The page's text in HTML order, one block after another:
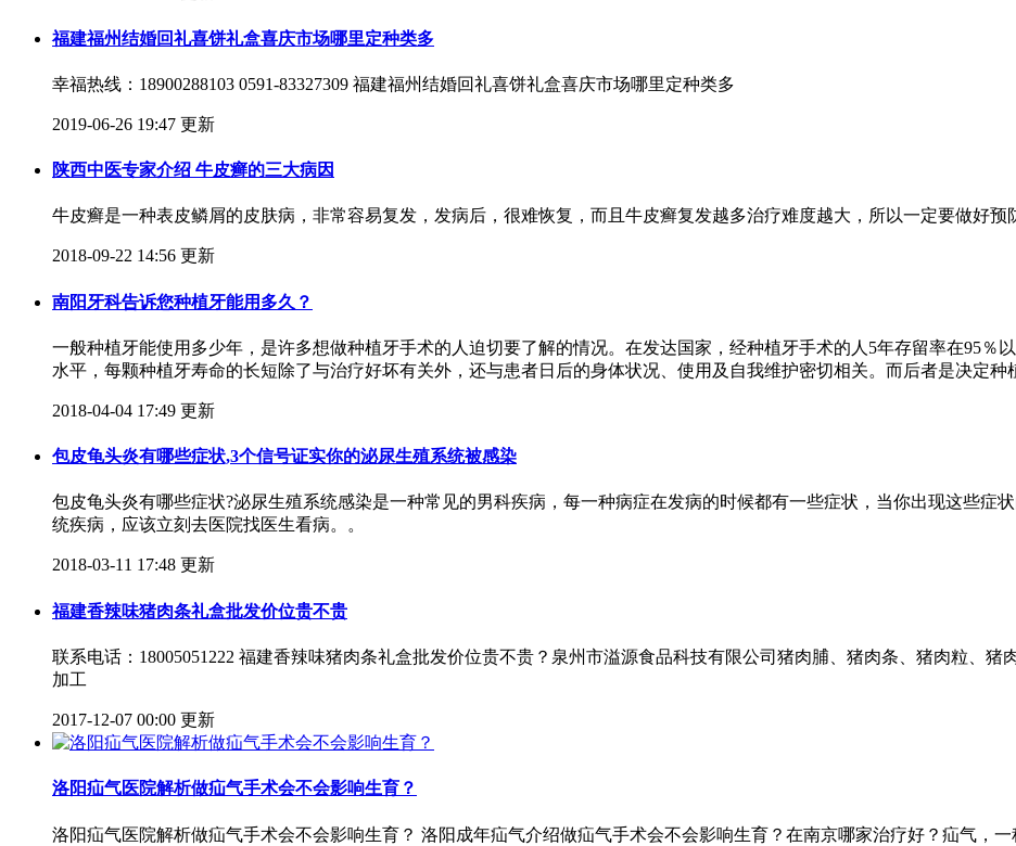
福建福州结婚回礼喜饼礼盒喜庆市场哪里定种类多
幸福热线：18900288103 0591-83327309 福建福州结婚回礼喜饼礼盒喜庆市场哪里定种类多
2019-06-26 19:47 更新
陕西中医专家介绍 牛皮癣的三大病因
牛皮癣是一种表皮鳞屑的皮肤病，非常容易复发，发病后，很难恢复，而且牛皮癣复发越多治疗难度越大，所以一定要做好预
2018-09-22 14:56 更新
南阳牙科告诉您种植牙能用多久？
一般种植牙能使用多少年，是许多想做种植牙手术的人迫切要了解的情况。在发达国家，经种植牙手术的人5年存留率在95％
水平，每颗种植牙寿命的长短除了与治疗好坏有关外，还与患者日后的身体状况、使用及自我维护密切相关。而后者是决定种
2018-04-04 17:49 更新
包皮龟头炎有哪些症状,3个信号证实你的泌尿生殖系统被感染
包皮龟头炎有哪些症状?泌尿生殖系统感染是一种常见的男科疾病，每一种病症在发病的时候都有一些症状，当你出现这些症
统疾病，应该立刻去医院找医生看病。。
2018-03-11 17:48 更新
福建香辣味猪肉条礼盒批发价位贵不贵
联系电话：18005051222 福建香辣味猪肉条礼盒批发价位贵不贵？泉州市溢源食品科技有限公司猪肉脯、猪肉条、猪肉粒、
加工
2017-12-07 00:00 更新
洛阳疝气医院解析做疝气手术会不会影响生育？
洛阳疝气医院解析做疝气手术会不会影响生育？ 洛阳成年疝气介绍做疝气手术会不会影响生育？在南京哪家治疗好？疝气，